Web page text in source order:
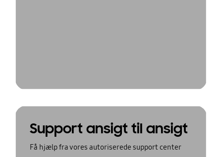
Support ansigt til ansigt
Få hjælp fra vores autoriserede support center